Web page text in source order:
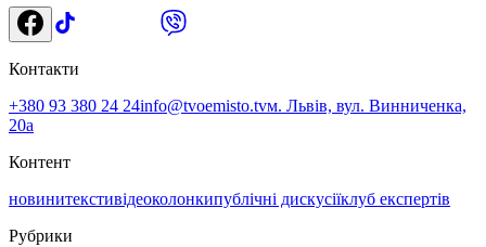
Контакти
+380 93 380 24 24info@tvoemisto.tvм. Львів, вул. Винниченка,
20а
Контент
новинитекстивідеоколонкипублічні дискусіїклуб експертів
Рубрики